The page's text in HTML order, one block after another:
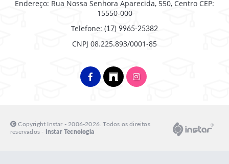
Endereço: Rua Nossa Senhora Aparecida, 550, Centro CEP:
15550-000
Telefone: (17) 9965-25382
CNPJ 08.225.893/0001-85
Copyright Instar - 2006-2026. Todos os direitos
reservados - Instar Tecnologia